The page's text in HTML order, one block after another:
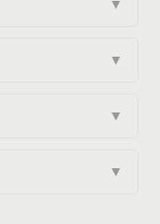
▼
▼
▼
▼